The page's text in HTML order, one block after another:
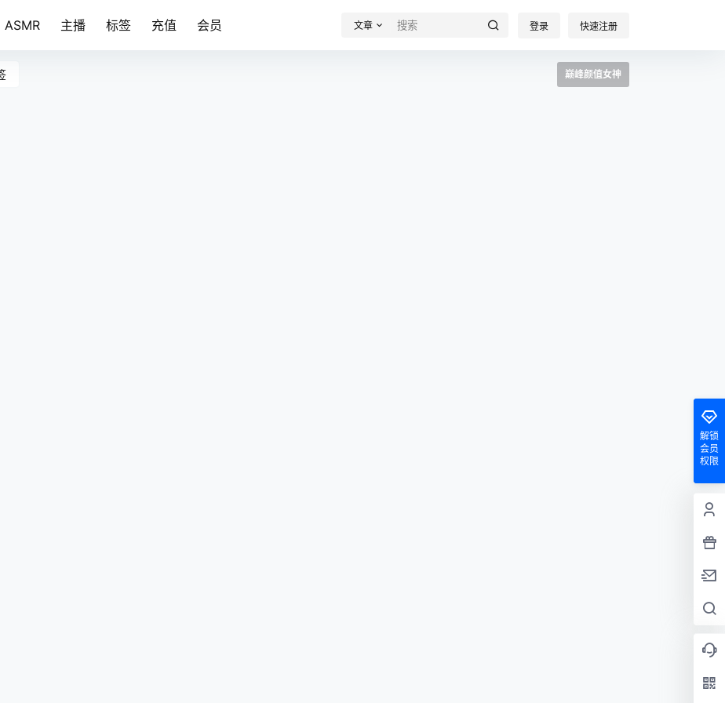
ASMR 主播 标签 充值 会员 文章 登录 快速注册
巅峰颜值女神
解锁
会员
权限